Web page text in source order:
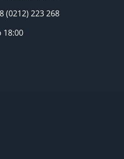
(0212) 223 268
18:00